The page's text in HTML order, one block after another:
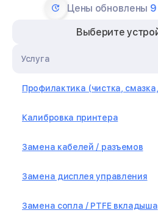
Цены обновлены 9
Выберите
Услуга
Профилактика (чистка,
Калибровка принтера
Замена кабелей / разъемов
Замена дисплея управления
Замена сопла / PTFE вкладыша